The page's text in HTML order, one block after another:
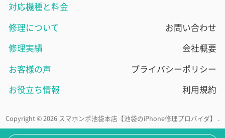
対応機種と料金
修理について
修理実績
お客様の声
お役立ち情報
お問い合わせ
会社概要
プライバシーポリシー
利用規約
Copyright © 2026 スマホンポ池袋本店【池袋のiPhone修理プロバイダ】 .